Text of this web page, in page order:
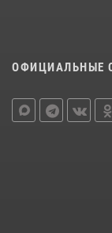
ОФИЦИАЛЬНЫЕ